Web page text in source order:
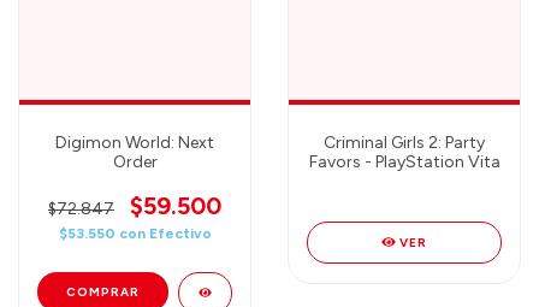
Digimon World: Next
Order
$72.847 $59.500
$53.550 con Efectivo
Criminal Girls 2: Party
Favors - PlayStation Vita
VER